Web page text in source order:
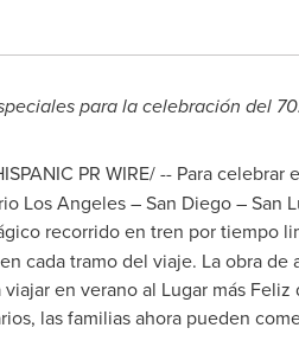
para la celebración del
PR WIRE/ -- Para celebrar
Los Angeles –San Diego–San
recorrido en tren por tiempo
cada tramo del viaje. La obra
en verano al Lugar más Feliz
las familias ahora pueden